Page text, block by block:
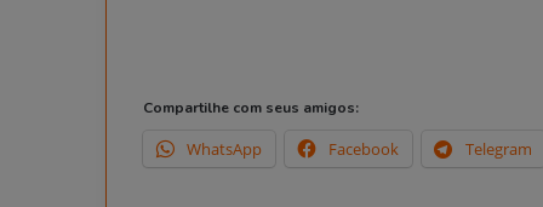
Compartilhe com seus amigos:
WhatsApp Facebook Telegram